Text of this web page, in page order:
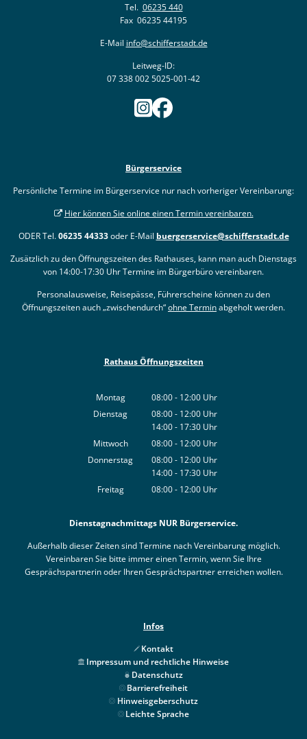
Tel. 06235 440
Fax 06235 44195
E-Mail info@schifferstadt.de
Leitweg-ID:
07 338 002 5025-001-42
Bürgerservice
Persönliche Termine im Bürgerservice nur nach vorheriger Vereinbarung:
Hier können Sie online einen Termin vereinbaren.
ODER Tel.06235 44333oder E-Mail buergerservice@schifferstadt.de
Zusätzlich zu den Öffnungszeiten des Rathauses, kann man auch Dienstags
von 14:00-17:30 Uhr Termine im Bürgerbüro vereinbaren.
Personalausweise, Reisepässe, Führerscheine können zu den
Öffnungszeiten auch „zwischendurch“ohne Terminabgeholt werden.
Rathaus Öffnungszeiten
Montag 08:00- 12:00 Uhr
Von 08:00 bis 12:00 Uhr
Dienstag 08:00- 12:00 Uhr
Von 08:00 bis 12:00 Uhr
14:00- 17:30 Uhr
Von 14:00 bis 17:30 Uhr
Mittwoch 08:00- 12:00 Uhr
Von 08:00 bis 12:00 Uhr
Donnerstag 08:00- 12:00 Uhr
Von 08:00 bis 12:00 Uhr
14:00- 17:30 Uhr
Von 14:00 bis 17:30 Uhr
Freitag 08:00- 12:00 Uhr
Dienstagnachmittags NUR Bürgerservice.
Außerhalb dieser Zeiten sind Termine nach Vereinbarung möglich.
Vereinbaren Sie bitte immer einen Termin, wenn Sie Ihre
Gesprächspartnerin oder Ihren Gesprächspartner erreichen wollen.
Infos
Kontakt
Impressum und rechtliche Hinweise
Datenschutz
Barrierefreiheit
Hinweisgeberschutz
Leichte Sprache